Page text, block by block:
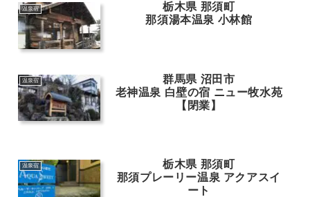
温泉宿
栃木県 那須町
那須湯本温泉 小林館
温泉宿
群馬県 沼田市
老神温泉 白壁の宿 ニュー牧水苑
【閉業】
温泉宿
栃木県 那須町
那須プレーリー温泉 アクアスイ
ート